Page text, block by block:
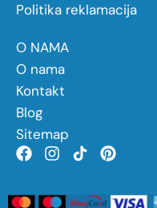
Politika reklamacija
O NAMA
O nama
Kontakt
Blog
Sitemap